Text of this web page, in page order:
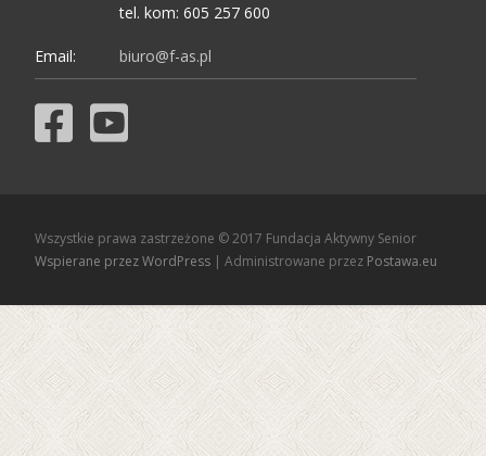
tel. kom: 605 257 600
Email: biuro@f-as.pl
Wszystkie prawa zastrzeżone © 2017 Fundacja Aktywny Senior
Wspierane przez WordPress | Administrowane przez Postawa.eu